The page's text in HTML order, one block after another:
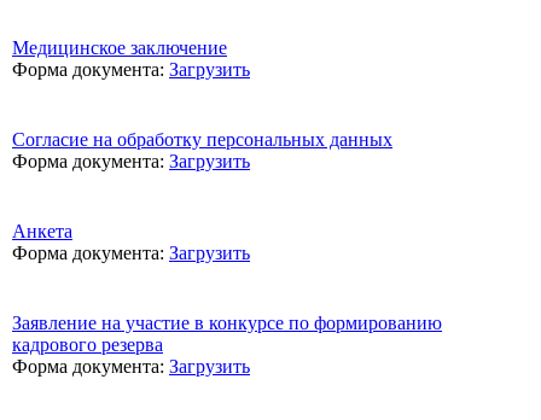
Медицинское заключение
Форма документа: Загрузить
Согласие на обработку персональных данных
Форма документа: Загрузить
Анкета
Форма документа: Загрузить
Заявление на участие в конкурсе по формированию
кадрового резерва
Форма документа: Загрузить